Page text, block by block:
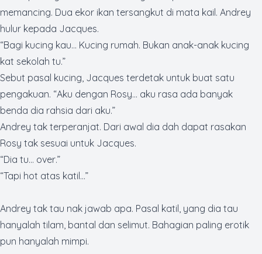
memancing. Dua ekor ikan tersangkut di mata kail. Andrey
hulur kepada Jacques.
“Bagi kucing kau… Kucing rumah. Bukan anak-anak kucing
kat sekolah tu.”
Sebut pasal kucing, Jacques terdetak untuk buat satu
pengakuan. “Aku dengan Rosy... aku rasa ada banyak
benda dia rahsia dari aku.”
Andrey tak terperanjat. Dari awal dia dah dapat rasakan
Rosy tak sesuai untuk Jacques.
“Dia tu... over.”
“Tapi hot atas katil...”
Andrey tak tau nak jawab apa. Pasal katil, yang dia tau
hanyalah tilam, bantal dan selimut. Bahagian paling erotik
pun hanyalah mimpi.